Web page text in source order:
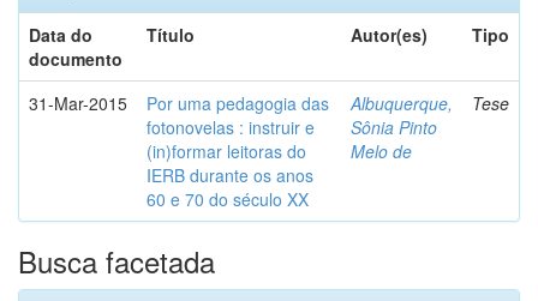
Data do
documento
Título Autor(es) Tipo
31-Mar-2015
Por uma pedagogia das
fotonovelas : instruir e
(in)formar leitoras do
IERB durante os anos
60 e 70 do século XX
Albuquerque,
Sônia Pinto
Melo de
Tese
Busca facetada